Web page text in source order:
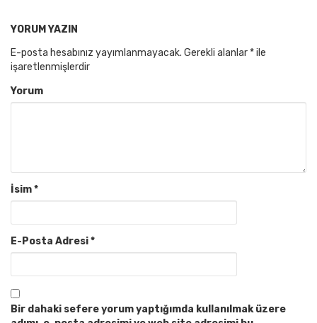
YORUM YAZIN
E-posta hesabınız yayımlanmayacak. Gerekli alanlar *ile
işaretlenmişlerdir
Yorum
İsim*
E-Posta Adresi*
Bir dahaki sefere yorum yaptığımda kullanılmak üzere